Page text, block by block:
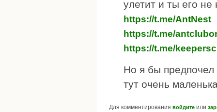
улетит и ты его
https://t.me/AntNest
https://t.me/
https://t.me/
Но я бы
тут очень
Для комментирования войдите или